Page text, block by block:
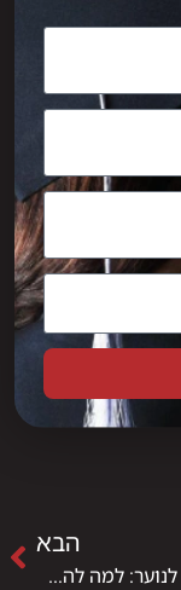
הבא
קורס סייבר לנוער: למה להתחיל להכשיר את העתיד כבר היום